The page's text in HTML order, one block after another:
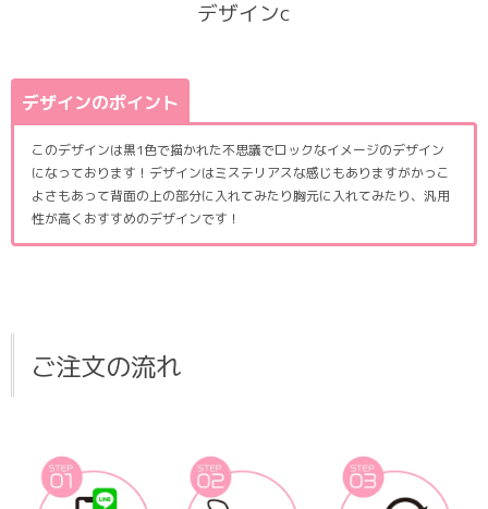
デザインc
デザインのポイント
このデザインは黒1色で描かれた不思議でロックなイメージのデザイン
になっております！デザインはミステリアスな感じもありますがかっこ
よさもあって背面の上の部分に入れてみたり胸元に入れてみたり、汎用
性が高くおすすめのデザインです！
ご注文の流れ